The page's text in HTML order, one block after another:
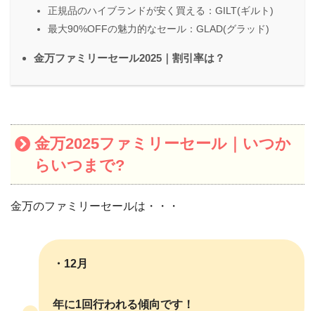
正規品のハイブランドが安く買える：GILT(ギルト)
最大90%OFFの魅力的なセール：GLAD(グラッド)
金万ファミリーセール2025｜割引率は？
金万2025ファミリーセール｜いつか
らいつまで?
金万のファミリーセールは・・・
・12月
年に1回行われる傾向です！